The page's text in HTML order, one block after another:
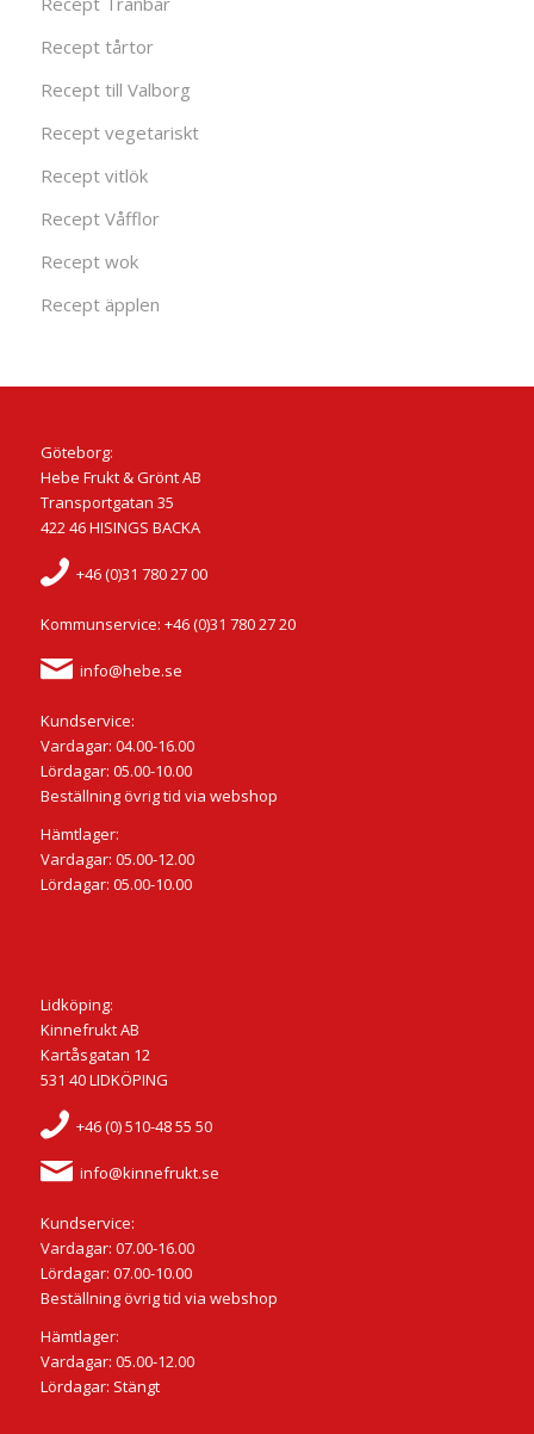
Recept tårtor
Recept till Valborg
Recept vegetariskt
Recept vitlök
Recept Våfflor
Recept wok
Recept äpplen
Göteborg:
Hebe Frukt & Grönt AB
Transportgatan 35
422 46 HISINGS BACKA
+46 (0)31 780 27 00
Kommunservice: +46 (0)31 780 27 20
info@hebe.se
Kundservice:
Vardagar: 04.00-16.00
Lördagar: 05.00-10.00
Beställning övrig tid via webshop
Hämtlager:
Vardagar: 05.00-12.00
Lördagar: 05.00-10.00
Lidköping:
Kinnefrukt AB
Kartåsgatan 12
531 40 LIDKÖPING
+46 (0) 510-48 55 50
info@kinnefrukt.se
Kundservice:
Vardagar: 07.00-16.00
Lördagar: 07.00-10.00
Beställning övrig tid via webshop
Hämtlager:
Vardagar: 05.00-12.00
Lördagar: Stängt